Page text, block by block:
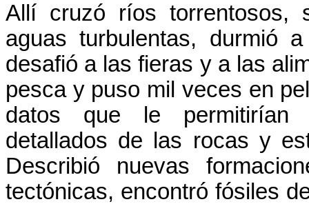
Allí cruzó ríos torrentosos,
aguas turbulentas, durmió
desafió a las fieras y a las
pesca y puso mil veces en
datos que le permitirían
detallados de las rocas y
Describió nuevas
tectónicas, encontró fósiles